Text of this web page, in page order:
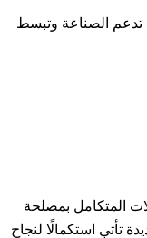
المتكامل بمصلحة
تأتي استكمالًا لنجاح